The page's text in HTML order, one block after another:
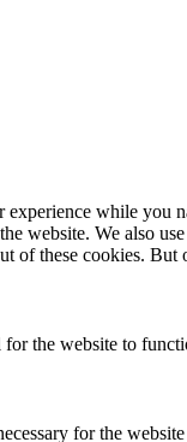
while you
website. We also
of these cookies.
for the website to
for the